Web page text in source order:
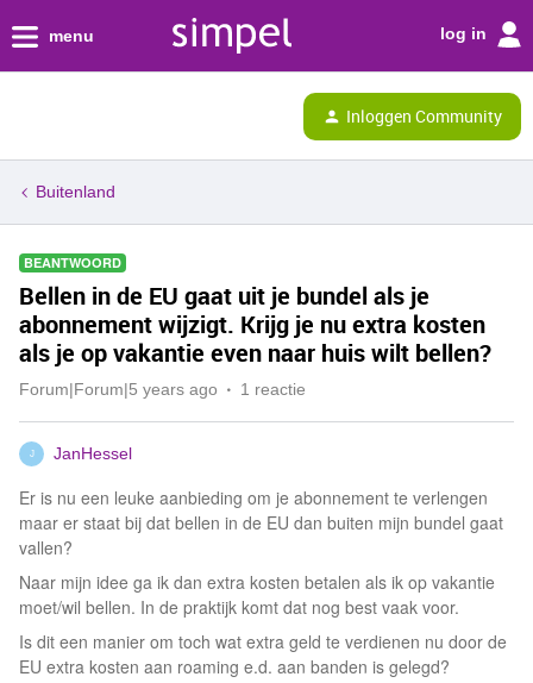
menu log in
Inloggen Community
Buitenland
BEANTWOORD
Bellen in de EU gaat uit je bundel als je
abonnement wijzigt. Krijg je nu extra kosten
als je op vakantie even naar huis wilt bellen?
Forum|Forum|5 years ago 1 reactie
J JanHessel
Er is nu een leuke aanbieding om je abonnement te verlengen
maar er staat bij dat bellen in de EU dan buiten mijn bundel gaat
vallen?
Naar mijn idee ga ik dan extra kosten betalen als ik op vakantie
moet/wil bellen. In de praktijk komt dat nog best vaak voor.
Is dit een manier om toch wat extra geld te verdienen nu door de
EU extra kosten aan roaming e.d. aan banden is gelegd?